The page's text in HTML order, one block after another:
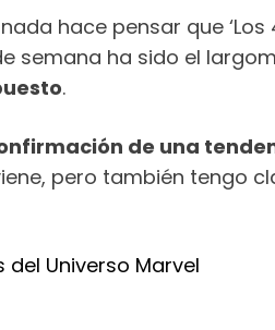
hace pensar que
semana ha sido el
.
de una
pero también tengo
Universo Marvel